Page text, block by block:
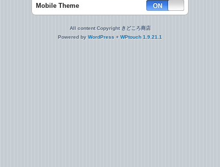
Mobile Theme
All content Copyright きどころ商店
Powered by WordPress + WPtouch 1.9.21.1